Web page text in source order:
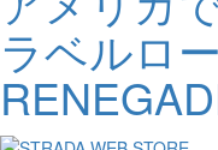
ラベルロ